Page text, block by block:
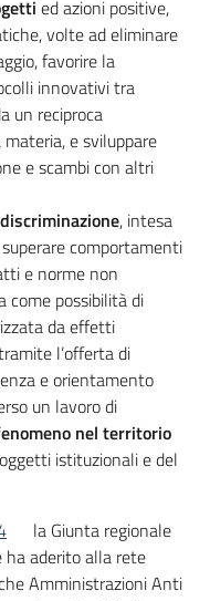
ed azioni positive,
volte ad eliminare
favorire la
innovativi tra
un reciproca
e sviluppare
e scambi con altri
, intesa
comportamenti
e norme non
come possibilità di
da effetti
l’offerta di
e orientamento
un lavoro di
nel territorio
istituzionali e del
la Giunta regionale
ha aderito alla rete
Amministrazioni Anti